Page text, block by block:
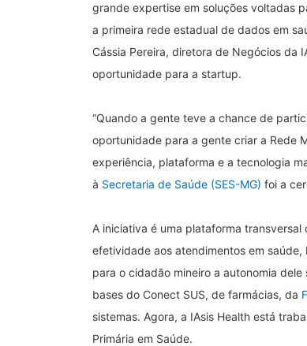
grande expertise em soluções voltadas
a primeira rede estadual de dados em
Cássia Pereira, diretora de Negócios da
oportunidade para a startup.
“Quando a gente teve a chance de
oportunidade para a gente criar a Rede
experiência, plataforma e a tecnologia
à Secretaria de Saúde (SES-MG) foi a
A iniciativa é uma plataforma
efetividade aos atendimentos em
para o cidadão mineiro a autonomia
bases do Conect SUS, de farmácias, da
sistemas. Agora, a IAsis Health está
Primária em Saúde.